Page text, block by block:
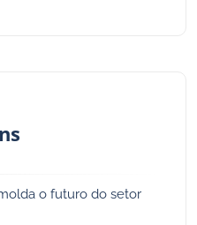
o futuro do setor